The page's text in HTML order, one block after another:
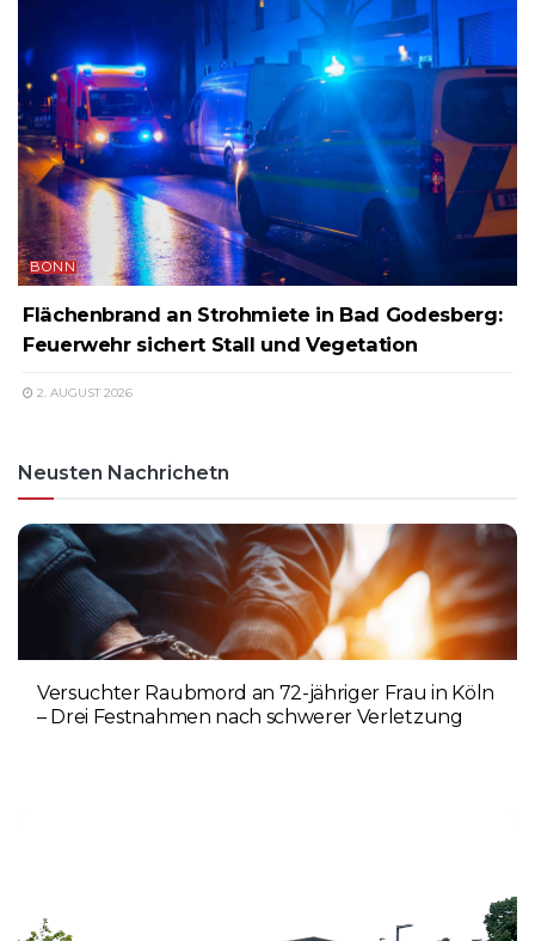
BONN
Flächenbrand an Strohmiete in Bad Godesberg:
Feuerwehr sichert Stall und Vegetation
2. AUGUST 2026
Neusten Nachrichetn
Versuchter Raubmord an 72-jähriger Frau in Köln
– Drei Festnahmen nach schwerer Verletzung